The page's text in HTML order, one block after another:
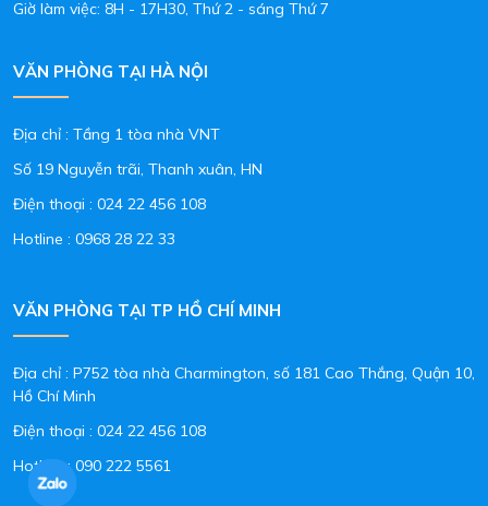
Giờ làm việc: 8H - 17H30, Thứ 2 - sáng Thứ 7
VĂN PHÒNG TẠI HÀ NỘI
Địa chỉ : Tầng 1 tòa nhà VNT
Số 19 Nguyễn trãi, Thanh xuân, HN
Điện thoại : 024 22 456 108
Hotline : 0968 28 22 33
VĂN PHÒNG TẠI TP HỒ CHÍ MINH
Địa chỉ : P752 tòa nhà Charmington, số 181 Cao Thắng, Quận 10,
Hồ Chí Minh
Điện thoại : 024 22 456 108
Hotline :090 222 5561